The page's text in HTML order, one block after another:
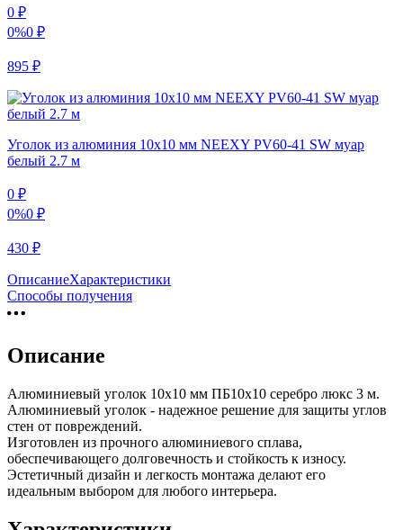
0 ₽
0%0 ₽
895 ₽
Уголок из алюминия 10х10 мм NEEXY PV60-41 SW муар
белый 2.7 м
0 ₽
0%0 ₽
430 ₽
ОписаниеХарактеристики
Способы получения
Описание
Алюминиевый уголок 10х10 мм ПБ10х10 серебро люкс 3 м.
Алюминиевый уголок - надежное решение для защиты углов
стен от повреждений.
Изготовлен из прочного алюминиевого сплава,
обеспечивающего долговечность и стойкость к износу.
Эстетичный дизайн и легкость монтажа делают его
идеальным выбором для любого интерьера.